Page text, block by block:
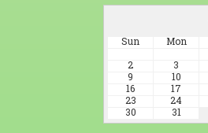
Sun Mon
2
3
9
10
16
17
23
24
30
31